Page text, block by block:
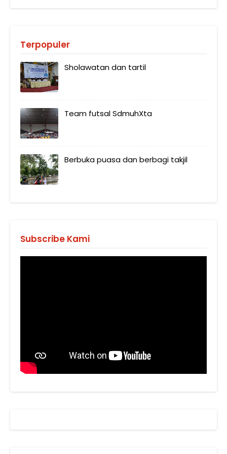
Terpopuler
Sholawatan dan tartil
Team futsal SdmuhXta
Berbuka puasa dan berbagi takjil
Subscribe Kami